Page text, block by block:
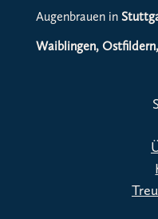
Augenbrauen in
Waiblingen,